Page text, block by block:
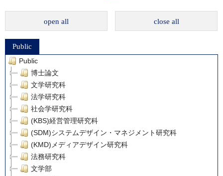
open all close all
Public
Public
博士論文
文学研究科
法学研究科
社会学研究科
(KBS)経営管理研究科
(SDM)システムデザイン・マネジメント研究科
(KMD)メディアデザイン研究科
法務研究科
文学部